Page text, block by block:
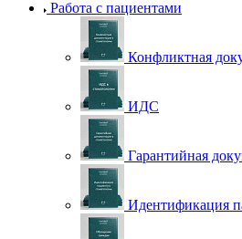
Работа с пациентами
Конфликтная
ИДС
Гарантийная
Идентификация